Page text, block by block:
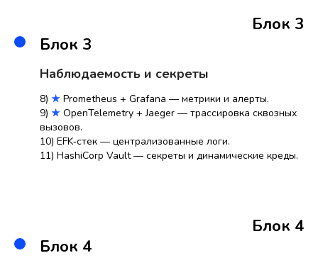
Блок 3
Блок 3
Наблюдаемость и секреты
8) ★ Prometheus + Grafana — метрики и алерты.
9) ★ OpenTelemetry + Jaeger — трассировка сквозных
вызовов.
10) EFK‑стек — централизованные логи.
11) HashiCorp Vault — секреты и динамические креды.
Блок 4
Блок 4